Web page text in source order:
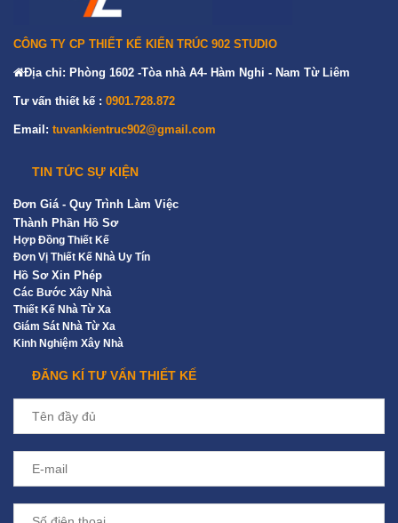
CÔNG TY CP THIẾT KẾ KIẾN TRÚC 902 STUDIO
Địa chỉ: Phòng 1602 -Tòa nhà A4- Hàm Nghi - Nam Từ Liêm
Tư vấn thiết kế : 0901.728.872
Email: tuvankientruc902@gmail.com
TIN TỨC SỰ KIỆN
Đơn Giá - Quy Trình Làm Việc
Thành Phần Hồ Sơ
Hợp Đồng Thiết Kế
Đơn Vị Thiết Kế Nhà Uy Tín
Hồ Sơ Xin Phép
Các Bước Xây Nhà
Thiết Kế Nhà Từ Xa
Giám Sát Nhà Từ Xa
Kinh Nghiệm Xây Nhà
ĐĂNG KÍ TƯ VẤN THIẾT KẾ